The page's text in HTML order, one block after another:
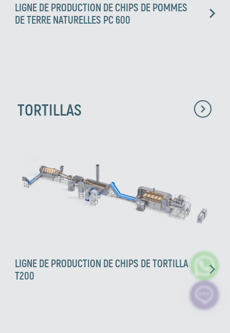
LIGNE DE PRODUCTION DE CHIPS DE POMMES
DE TERRE NATURELLES PC 600
TORTILLAS
LIGNE DE PRODUCTION DE CHIPS DE TORTILLA
T200